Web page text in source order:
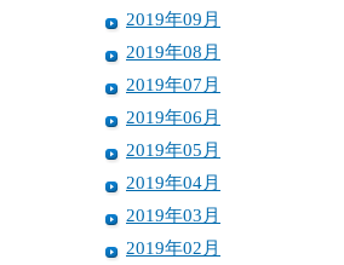
2019年09月
2019年08月
2019年07月
2019年06月
2019年05月
2019年04月
2019年03月
2019年02月